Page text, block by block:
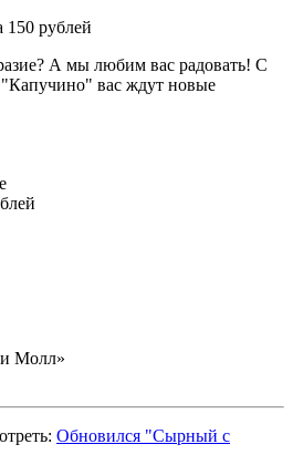
150 рублей
А мы любим вас радовать! С
вас ждут новые
Молл»
Обновился "Сырный с